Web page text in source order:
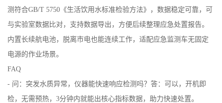
测符合GB/T 5750《生活饮用水标准检验方法》，数据稳定可靠，可
与实验室数据比对，支持数据导出，方便后续整理应急处置报告。
内置长续航电池，脱离市电也能连续工作，适配应急监测车无固定
电源的作业场景。
FAQ
- 问：突发水质异常，仪器能快速响应检测吗？答：可以，开机即
检，无需预热，3分钟内就能出核心指标数据，助力快速处置。